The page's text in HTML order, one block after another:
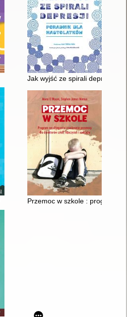
Jak wyjść ze spirali depresji :
Przemoc w szkole : program